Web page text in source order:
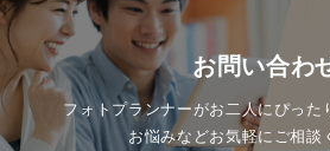
お問い合わ
フォトプランナーがお二人にぴった
お悩みなどお気軽にご相談